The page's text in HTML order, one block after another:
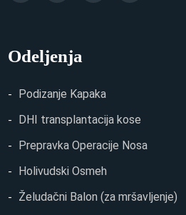
Odeljenja
Podizanje Kapaka
DHI transplantacija kose
Prepravka Operacije Nosa
Holivudski Osmeh
Želudačni Balon (za mršavljenje)